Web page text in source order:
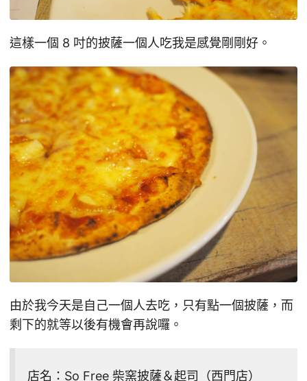
這樣一個 8 吋的披薩一個人吃我是感覺剛剛好。
由於我今天是自己一個人去吃，只有點一個披薩，而
剩下的就等以後有機會再說囉。
店名：So Free 柴窯披薩＆起司（西門店）